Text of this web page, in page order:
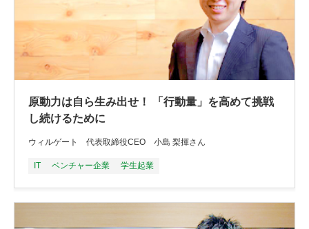
原動力は自ら生み出せ！ 「行動量」を高めて挑戦
し続けるために
ウィルゲート 代表取締役CEO 小島 梨揮さん
IT ベンチャー企業 学生起業